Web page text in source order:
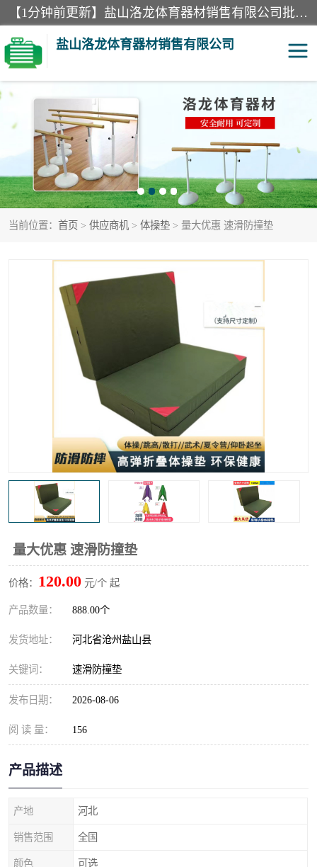
【1分钟前更新】盐山洛龙体育器材销售有限公司批量供应：300米障碍器材、400米障碍器材、部队训练器材、双杠、体操垫、舞蹈把杆等产品。盐山洛龙体育器材销售有限公司经过多年的发展，集研发，生产，销售，售后服务为一体. 奉行“质量，信誉，服务”的宗旨，以开拓创新的精神和真诚守信的态度积极进取。
盐山洛龙体育器材销售有限公司
当前位置： 首页 > 供应商机 > 体操垫 > 量大优惠 速滑防撞垫
量大优惠 速滑防撞垫
价格： 120.00 元/个 起
产品数量： 888.00个
发货地址： 河北省沧州盐山县
关键词： 速滑防撞垫
发布日期： 2026-08-06
阅 读 量： 156
产品描述
产地 河北
销售范围 全国
颜色 可选
单双杠 舞蹈把杆
400米障碍器材 体操垫
300米障碍器材 攀爬架
塑胶跑道 400米障碍器材1
警犬训练器材 心理行为训练器材